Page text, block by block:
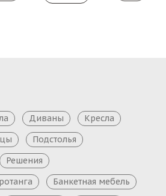
Диваны
Кресла
Подстолья
Решения
Банкетная мебель